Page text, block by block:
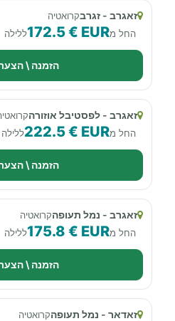
זאגרב - זגרבקרואטיה
החל מ172.5 € EURללילה
הזמנה \
זאגרב - לפסטיבל אוזורה
החל מ222.5 € EURללילה
הזמנה \
זאגרב - נמל תעופהקרואטיה
החל מ175.8 € EURללילה
הזמנה \
זאדאר - נמל תעופהקרואטיה